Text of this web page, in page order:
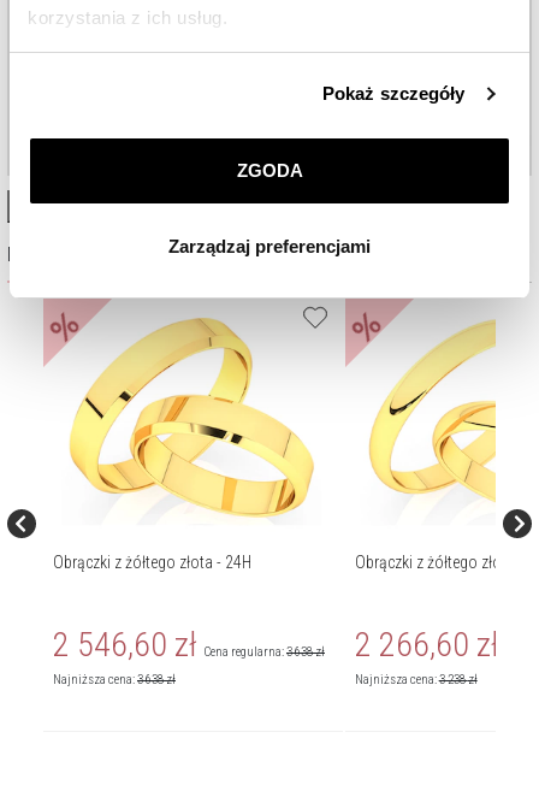
korzystania z ich usług.
przez nas plików cookie znajdziesz wPolityce
korzystamy. Możesz również wybrać jaki rodzaj plików
Zarządzaj preferencjami
. W każdej chwili możesz
dokonać zmiany wybranych przez Ciebie plików cookie.
Pokaż szczegóły
ZGODA
Zarządzaj preferencjami
High-contrast mode
Najczęściej wybierane
%
Obrączki z żółtego złota - 24H
2 546,60 zł Cena regularna:3 638zł
Najniższa cena:3 638zł
%
Obrączki z żółtego złota -
2 266,60 zł
Najniższa cena:3 238zł